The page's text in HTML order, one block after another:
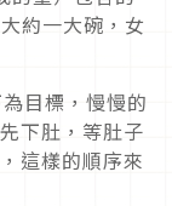
約一大碗，女
目標，慢慢的
下肚，等肚子
這樣的順序來